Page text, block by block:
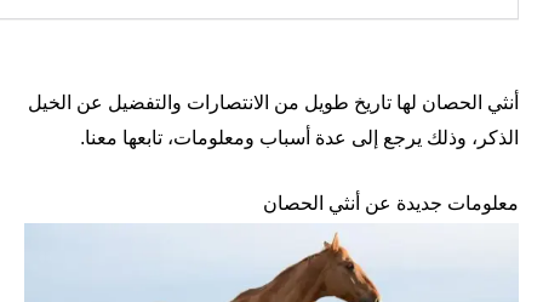
أنثي الحصان لها تاريخ طويل من الانتصارات والتفضيل عن الخيل
الذكر، وذلك يرجع إلى عدة أسباب ومعلومات، تابعها معنا.
معلومات جديدة عن أنثي الحصان